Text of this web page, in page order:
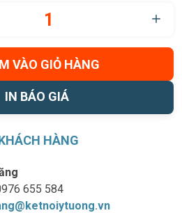
VÀO GIỎ HÀNG
IN BÁO GIÁ
HÀNG
655 584